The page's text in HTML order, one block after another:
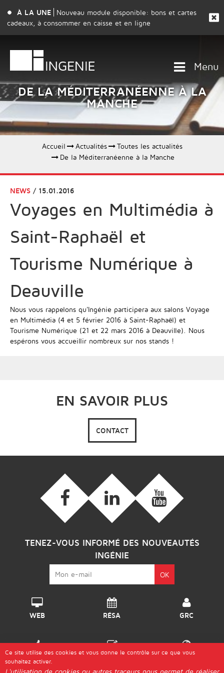
À LA UNE
Nouveau module disponible: bons et cartes
cadeaux, à consommer en caisse et en ligne
Menu
Accueil Actualités
Toutes les actualités
De la Méditerranéenne à la Manche
DE LA MÉDITERRANÉENNE À LA
MANCHE
NEWS / 15.01.2016
Voyages en Multimédia à
Saint-Raphaël et
Tourisme Numérique à
Deauville
Nous vous rappelons qu'Ingénie participera aux salons Voyage
en Multimédia (4 et 5 février 2016 à Saint-Raphaël) et
Tourisme Numérique (21 et 22 mars 2016 à Deauville). Nous
espérons vous accueillir nombreux sur nos stands !
EN SAVOIR PLUS
CONTACT
TENEZ-VOUS INFORMÉ DES NOUVEAUTÉS
INGÉNIE
WEB RÉSA GRC
DISPO GÉRER DESTINATIONS
Ce site utilise des cookies et vous donne le contrôle sur ce que vous
souhaitez activer.
L'utilisation de cookies ou autres traceurs nous permet de réaliser